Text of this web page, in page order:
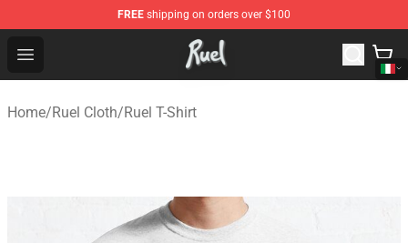
FREE shipping on orders over $100
Open menu
Ruel Store - Official Ruel Merchandise Shop
Home/Ruel Cloth/Ruel T-Shirt